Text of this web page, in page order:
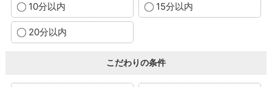
10分以内 15分以内
20分以内
こだわりの条件